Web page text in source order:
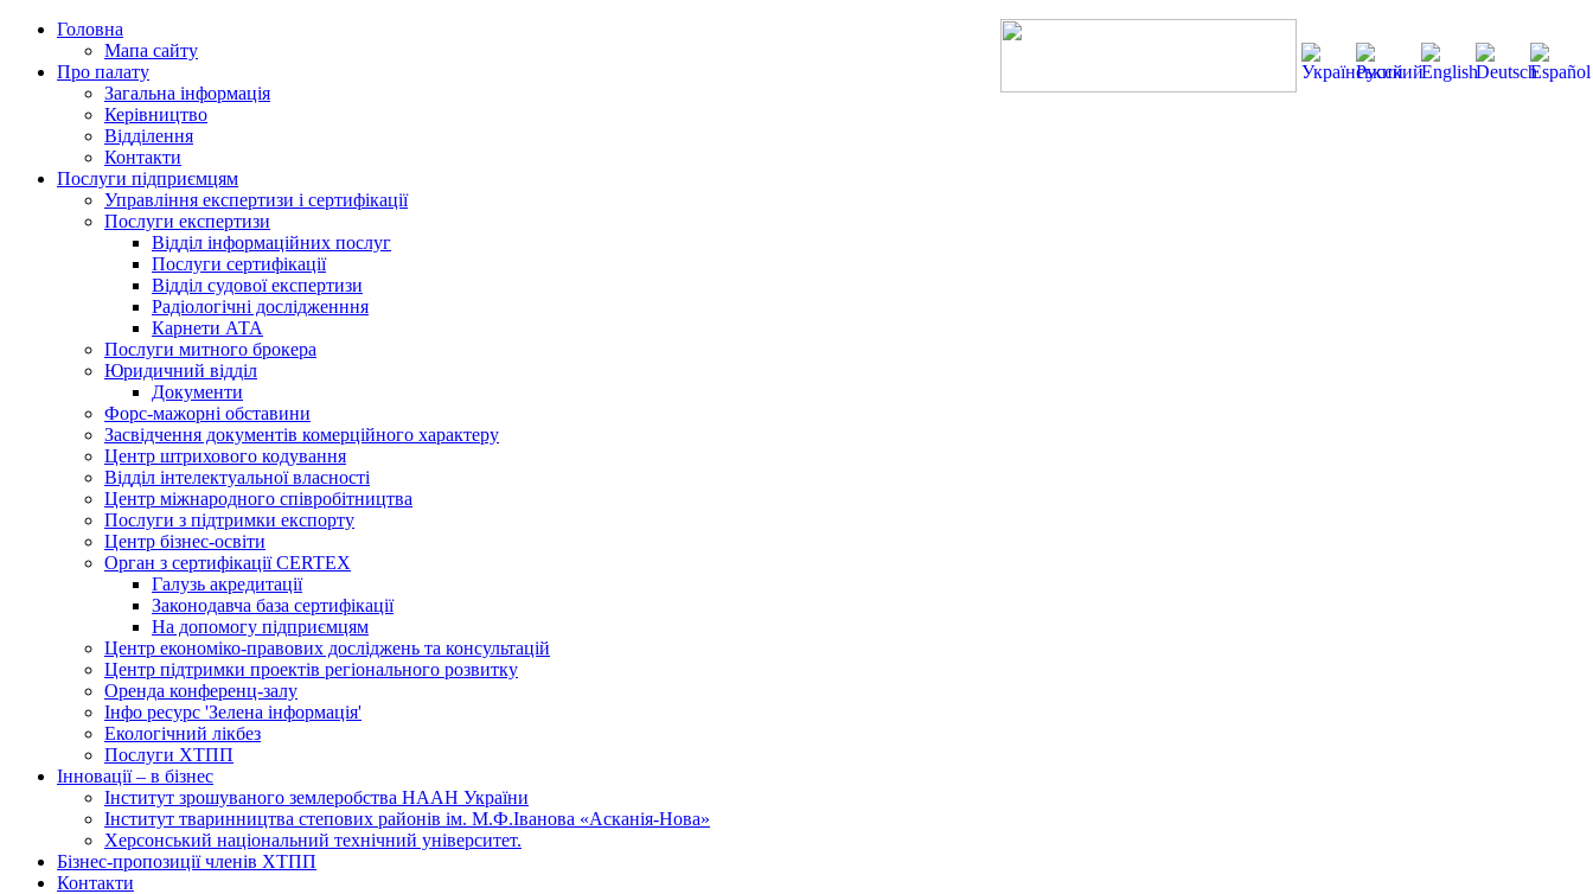
Головна
Мапа сайту
Про палату
Загальна інформація
Керівництво
Відділення
Контакти
Послуги підприємцям
Управління експертизи і сертифікації
Послуги експертизи
Відділ інформаційних послуг
Послуги сертифікації
Відділ судової експертизи
Радіологічні дослідженння
Карнети АТА
Послуги митного брокера
Юридичний відділ
Документи
Форс-мажорні обставини
Засвідчення документів комерційного характеру
Центр штрихового кодування
Відділ інтелектуальної власності
Центр міжнародного співробітництва
Послуги з підтримки експорту
Центр бізнес-освіти
Орган з сертифікації CERTEX
Галузь акредитації
Законодавча база сертифікації
На допомогу підприємцям
Центр економіко-правових досліджень та консультацій
Центр підтримки проектів регіонального розвитку
Оренда конференц-залу
Інфо ресурс 'Зелена інформація'
Екологічний лікбез
Послуги ХТПП
Інновації – в бізнес
Інститут зрошуваного землеробства НААН України
Інститут тваринництва степових районів ім. М.Ф.Іванова «Асканія-Нова»
Херсонський національний технічний університет.
Бізнес-пропозиції членів ХТПП
Контакти